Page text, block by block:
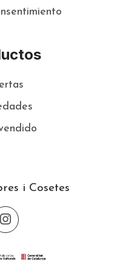
i Cosetes